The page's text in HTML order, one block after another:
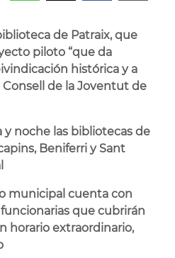
de Patraix, que
piloto “que da
histórica y a
de la Joventut de
y noche las bibliotecas de
Beniferri y Sant
municipal cuenta con
que cubrirán
horario extraordinario,